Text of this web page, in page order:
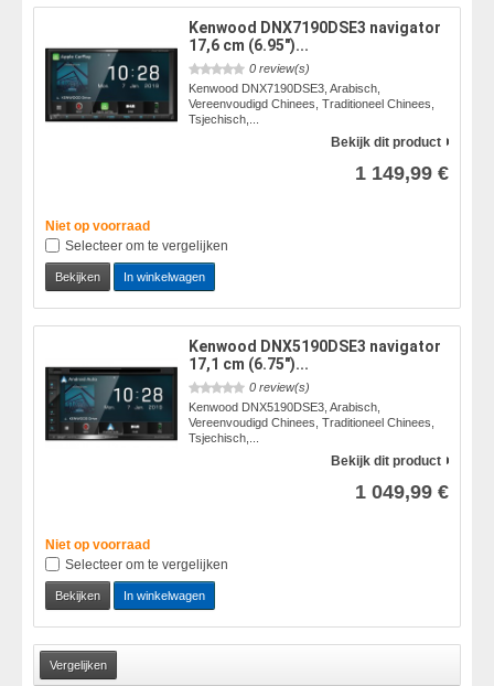
Kenwood DNX7190DSE3 navigator
17,6 cm (6.95")...
0 review(s)
Kenwood DNX7190DSE3, Arabisch,
Vereenvoudigd Chinees, Traditioneel Chinees,
Tsjechisch,...
Bekijk dit product
1 149,99 €
Niet op voorraad
Selecteer om te vergelijken
Bekijken In winkelwagen
Kenwood DNX5190DSE3 navigator
17,1 cm (6.75")...
0 review(s)
Kenwood DNX5190DSE3, Arabisch,
Vereenvoudigd Chinees, Traditioneel Chinees,
Tsjechisch,...
Bekijk dit product
1 049,99 €
Niet op voorraad
Selecteer om te vergelijken
Bekijken In winkelwagen